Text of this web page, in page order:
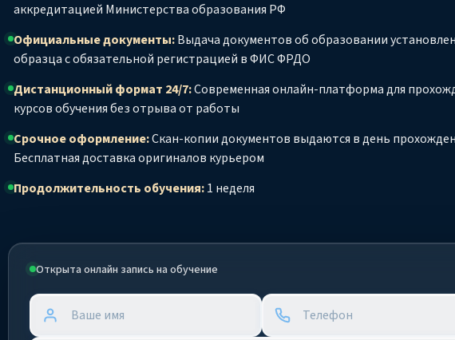
аккредитацией Министерства образования РФ
Официальные документы:Выдача документов об образовании
образца с обязательной регистрацией в ФИС ФРДО
Дистанционный формат 24/7:Современная онлайн-платформа для
курсов обучения без отрыва от работы
Срочное оформление:Скан-копии документов выдаются в день
Бесплатная доставка оригиналов курьером
Продолжительность обучения:1 неделя
Открыта онлайн запись на обучение